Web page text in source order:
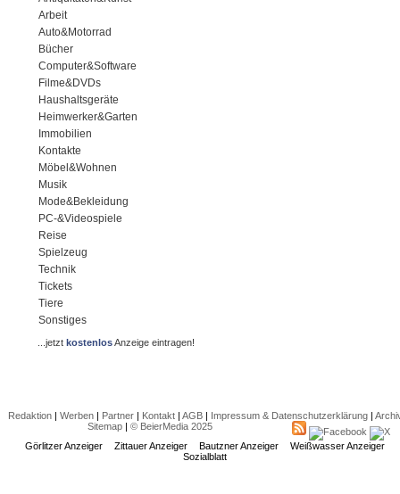
Arbeit
Auto&Motorrad
Bücher
Computer&Software
Filme&DVDs
Haushaltsgeräte
Heimwerker&Garten
Immobilien
Kontakte
Möbel&Wohnen
Musik
Mode&Bekleidung
PC-&Videospiele
Reise
Spielzeug
Technik
Tickets
Tiere
Sonstiges
...jetztkostenlosAnzeige eintragen!
Redaktion| Werben| Partner| Kontakt| AGB| Impressum & Datenschutzerklärung|
Sitemap| © BeierMedia 2025
Görlitzer Anzeiger
Zittauer Anzeiger Bautzner Anzeiger
Weißwasser Anzeiger
Sozialblatt